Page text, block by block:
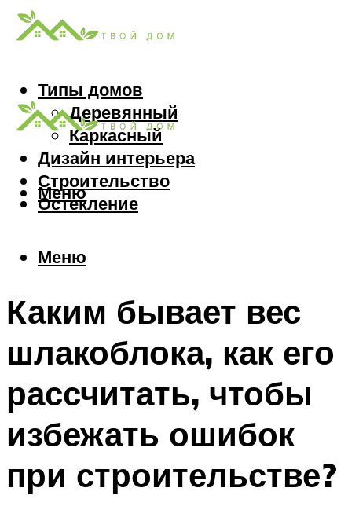
Типы домов
Деревянный
Каркасный
Дизайн интерьера
Строительство
Остекление
Меню
Меню
Каким бывает вес
шлакоблока, как его
рассчитать, чтобы
избежать ошибок
при строительстве?